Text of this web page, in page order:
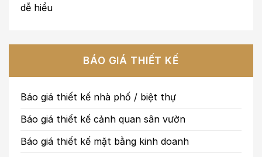
dễ hiểu
BÁO GIÁ THIẾT KẾ
Báo giá thiết kế nhà phố / biệt thự
Báo giá thiết kế cảnh quan sân vườn
Báo giá thiết kế mặt bằng kinh doanh